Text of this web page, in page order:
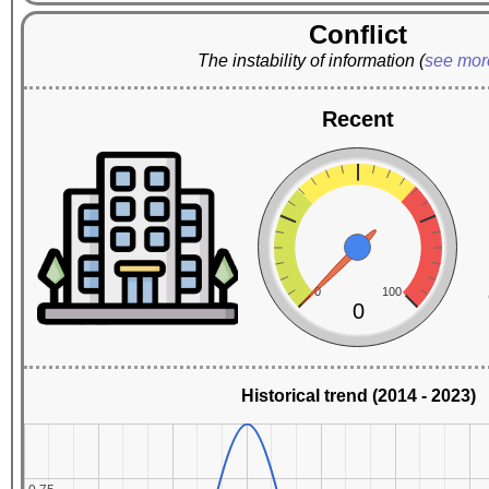
Conflict
The instability of information (see
Recent
0 100
0
Historical trend (2014 - 2023)